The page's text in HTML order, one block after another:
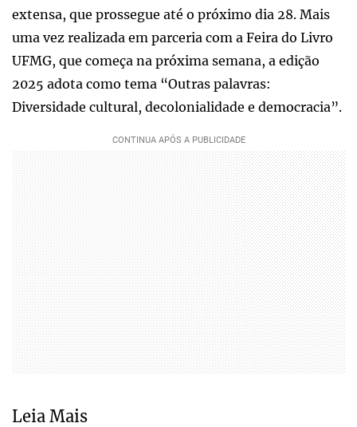
extensa, que prossegue até o próximo dia 28. Mais
uma vez realizada em parceria com a Feira do Livro
UFMG, que começa na próxima semana, a edição
2025 adota como tema “Outras palavras:
Diversidade cultural, decolonialidade e democracia”.
Leia Mais